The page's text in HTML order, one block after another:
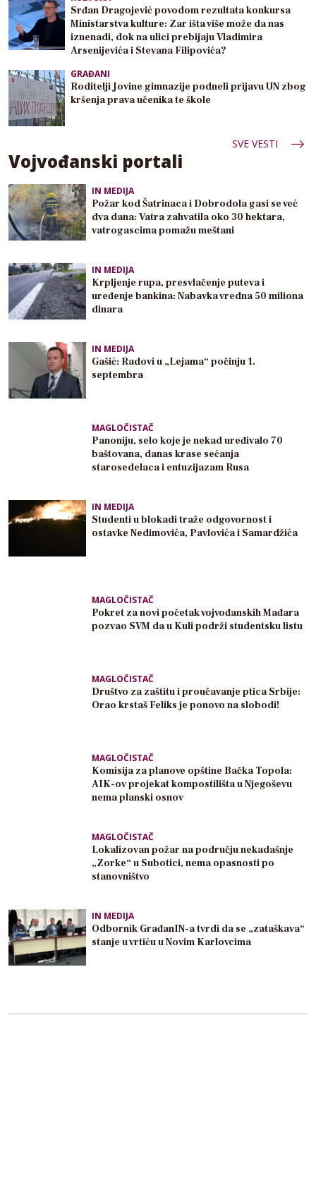
Srđan Dragojević povodom rezultata konkursa
Ministarstva kulture: Zar išta više može da nas
iznenadi, dok na ulici prebijaju Vladimira
Arsenijevića i Stevana Filipovića?
GRAĐANI
Roditelji Jovine gimnazije podneli prijavu UN zbog
kršenja prava učenika te škole
SVE VESTI
Vojvođanski portali
IN MEDIJA
Požar kod Šatrinaca i Dobrodola gasi se već
dva dana: Vatra zahvatila oko 30 hektara,
vatrogascima pomažu meštani
IN MEDIJA
Krpljenje rupa, presvlačenje puteva i
uređenje bankina: Nabavka vredna 50 miliona
dinara
IN MEDIJA
Gašić: Radovi u „Lejama“ počinju 1.
septembra
MAGLOČISTAČ
Panoniju, selo koje je nekad uređivalo 70
baštovana, danas krase sećanja
starosedelaca i entuzijazam Rusa
IN MEDIJA
Studenti u blokadi traže odgovornost i
ostavke Nedimovića, Pavlovića i Samardžića
MAGLOČISTAČ
Pokret za novi početak vojvođanskih Mađara
pozvao SVM da u Kuli podrži studentsku listu
MAGLOČISTAČ
Društvo za zaštitu i proučavanje ptica Srbije:
Orao krstaš Feliks je ponovo na slobodi!
MAGLOČISTAČ
Komisija za planove opštine Bačka Topola:
AIK-ov projekat kompostilišta u Njegoševu
nema planski osnov
MAGLOČISTAČ
Lokalizovan požar na području nekadašnje
„Zorke“ u Subotici, nema opasnosti po
stanovništvo
IN MEDIJA
Odbornik GrađanIN-a tvrdi da se „zataškava“
stanje u vrtiću u Novim Karlovcima